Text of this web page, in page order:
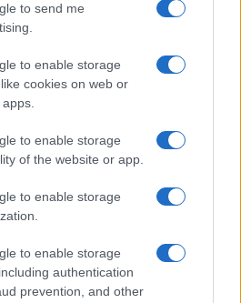
to send me
to enable storage
cookies on web or
to enable storage
of the website or app.
to enable storage
to enable storage
authentication
prevention, and other
ritmo ormonale, cura e soft